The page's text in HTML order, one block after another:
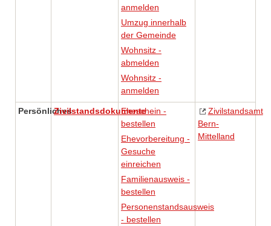
anmelden
Umzug innerhalb
der Gemeinde
Wohnsitz -
abmelden
Wohnsitz -
anmelden
PersönlichesZivilstandsdokumente
Eheschein -
bestellen
Ehevorbereitung -
Gesuche
einreichen
Familienausweis -
bestellen
Personenstandsausweis
- bestellen
Zivilstandsamt
Bern-
Mittelland